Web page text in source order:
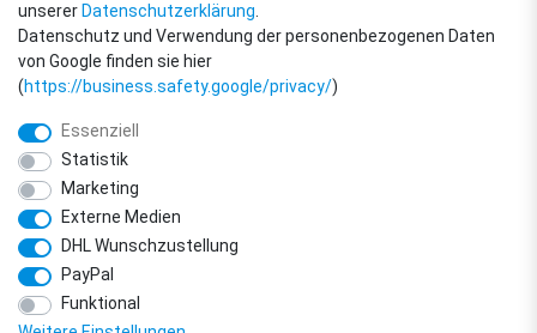
© Copyright 2018 - 2026 filter-direkt. Alle Rechte vorbehalten. / *Alle Preise
verstehen sich inkl. MwSt. und zzgl. Versandkosten.
unserer Daten­schutz­erklärung
Datenschutz und Verwendung der personenbezogenen Daten
von Google finden sie hier
(https://business.safety.google/privacy/)
Essenziell
Statistik
Marketing
Externe Medien
DHL Wunschzustellung
PayPal
Funktional